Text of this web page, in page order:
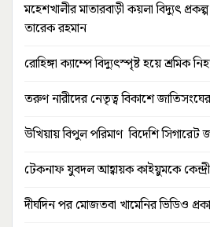
মহেশখালীর মাতারবাড়ী কয়লা বিদ্যুৎ প্রকল্প
তারেক রহমান
রোহিঙ্গা ক্যাম্পে বিদ্যুৎস্পৃষ্ট হয়ে শ্রমিক
তরুণ নারীদের নেতৃত্ব বিকাশে
উখিয়ায় বিপুল পরিমাণ বিদেশি সিগারেট
টেকনাফ যুবদল আহ্বায়ক কাইয়ুমকে
দীর্ঘদিন পর মোজতবা খামেনির ভিডিও